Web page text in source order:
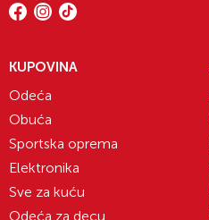
KUPOVINA
Odeća
Obuća
Sportska oprema
Elektronika
Sve za kuću
Odeća za decu